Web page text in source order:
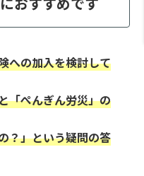
への加入を検討して
「ぺんぎん労災」の
？」という疑問の答